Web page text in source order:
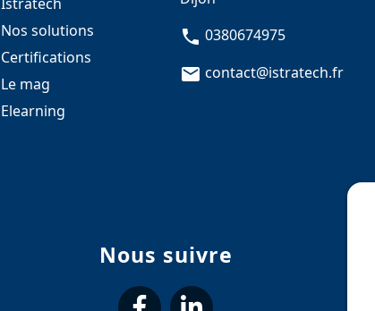
Istratech
Nos solutions
Certifications
Le mag
Elearning
0380674975
contact@istratech.fr
Nous suivre